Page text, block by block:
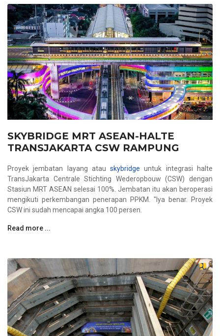
SKYBRIDGE MRT ASEAN-HALTE
TRANSJAKARTA CSW RAMPUNG
Proyek jembatan layang atauskybridge untuk integrasi halte
TransJakarta Centrale Stichting Wederopbouw (CSW) dengan
Stasiun MRT ASEAN selesai 100%. Jembatan itu akan beroperasi
mengikuti perkembangan penerapan PPKM. "Iya benar. Proyek
CSW ini sudah mencapai angka 100 persen.
Read more ...